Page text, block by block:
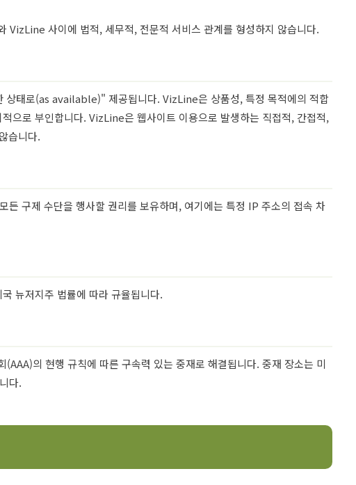
VizLine 사이에 법적, 세무적, 전문적 서비스 관계를 형성하지 않습니다.
태로(as available)" 제공됩니다. VizLine은 상품성, 특정 목적에의 적합
으로 부인합니다. VizLine은 웹사이트 이용으로 발생하는 직접적, 간접적,
습니다.
구제 수단을 행사할 권리를 보유하며, 여기에는 특정 IP 주소의 접속 차
뉴저지주 법률에 따라 규율됩니다.
의 현행 규칙에 따른 구속력 있는 중재로 해결됩니다. 중재 장소는 미
다.